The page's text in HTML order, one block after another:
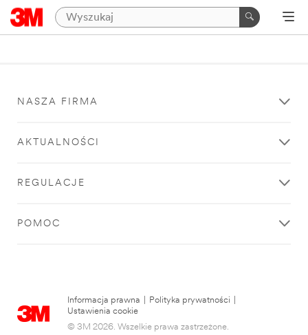
NASZA FIRMA
AKTUALNOŚCI
REGULACJE
POMOC
Informacja prawna Polityka prywatności
Ustawienia cookie
© 3M 2026. Wszelkie prawa zastrzeżone.